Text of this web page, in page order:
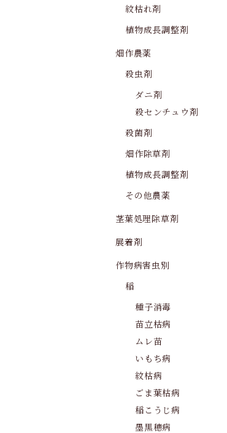
紋枯れ剤
植物成長調整剤
畑作農薬
殺虫剤
ダニ剤
殺センチュウ剤
殺菌剤
畑作除草剤
植物成長調整剤
その他農薬
茎葉処理除草剤
展着剤
作物病害虫別
稲
種子消毒
苗立枯病
ムレ苗
いもち病
紋枯病
ごま葉枯病
稲こうじ病
墨黒穂病